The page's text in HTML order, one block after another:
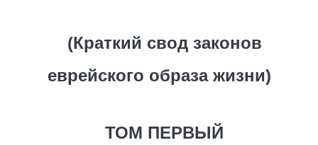
(Краткий свод законов
еврейского образа жизни)
ТОМ ПЕРВЫЙ